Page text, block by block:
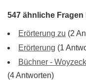
547 ähnliche Fragen
Erörterung zu (2
Erörterung (1
Büchner -
(4 Antworten)